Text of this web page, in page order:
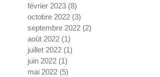
février 2023 (8)
octobre 2022 (3)
septembre 2022 (2)
août 2022 (1)
juillet 2022 (1)
juin 2022 (1)
mai 2022 (5)